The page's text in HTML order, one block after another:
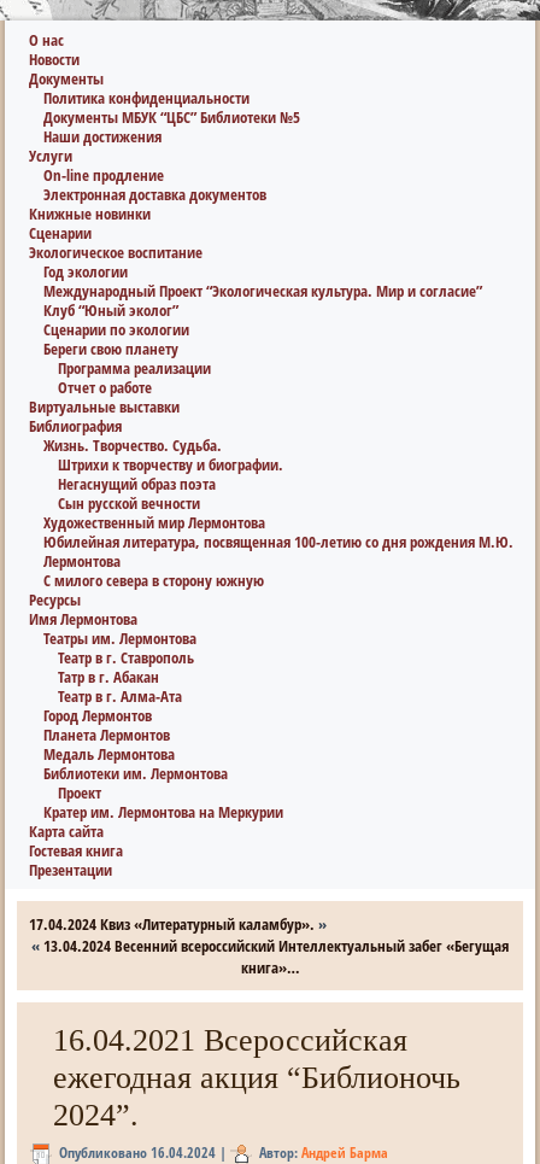
О нас
Новости
Документы
Политика конфиденциальности
Документы МБУК “ЦБС” Библиотеки №5
Наши достижения
Услуги
On-line продление
Электронная доставка документов
Книжные новинки
Сценарии
Экологическое воспитание
Год экологии
Международный Проект “Экологическая культура. Мир и согласие”
Клуб “Юный эколог”
Сценарии по экологии
Береги свою планету
Программа реализации
Отчет о работе
Виртуальные выставки
Библиография
Жизнь. Творчество. Судьба.
Штрихи к творчеству и биографии.
Негаснущий образ поэта
Сын русской вечности
Художественный мир Лермонтова
Юбилейная литература, посвященная 100-летию со дня рождения М.Ю.
Лермонтова
С милого севера в сторону южную
Ресурсы
Имя Лермонтова
Театры им. Лермонтова
Театр в г. Ставрополь
Татр в г. Абакан
Театр в г. Алма-Ата
Город Лермонтов
Планета Лермонтов
Медаль Лермонтова
Библиотеки им. Лермонтова
Проект
Кратер им. Лермонтова на Меркурии
Карта сайта
Гостевая книга
Презентации
17.04.2024 Квиз «Литературный каламбур». »
«13.04.2024 Весенний всероссийский Интеллектуальный забег «Бегущая
книга»…
16.04.2021 Всероссийская
ежегодная акция “Библионочь
2024”.
Опубликовано 16.04.2024 | Автор: Андрей Барма